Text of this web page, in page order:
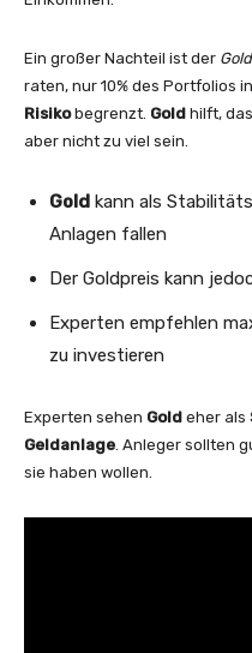
Ein großer Nachteil ist der
raten, nur 10% des Portfolios in
Risikobegrenzt. Gold hilft,
aber nicht zu viel sein.
Gold kann als
Anlagen fallen
Der Goldpreis kann
Experten empfehlen
zu investieren
Experten sehen Gold eher als
Geldanlage. Anleger sollten
sie haben wollen.